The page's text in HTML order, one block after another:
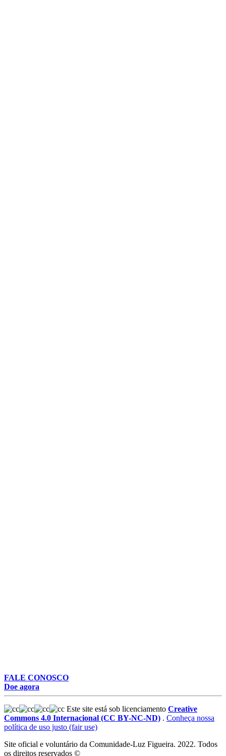
FALE CONOSCO
Doe agora
Este site está sob licenciamento Creative
Commons 4.0 Internacional (CC BY-NC-ND) . Conheça nossa
política de uso justo (fair use)
Site oficial e voluntário da Comunidade-Luz Figueira. 2022. Todos
os direitos reservados ©